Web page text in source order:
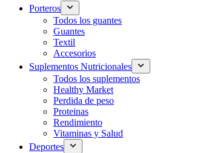
Porteros
Todos los guantes
Guantes
Textil
Accesorios
Suplementos Nutricionales
Todos los suplementos
Healthy Market
Perdida de peso
Proteinas
Rendimiento
Vitaminas y Salud
Deportes